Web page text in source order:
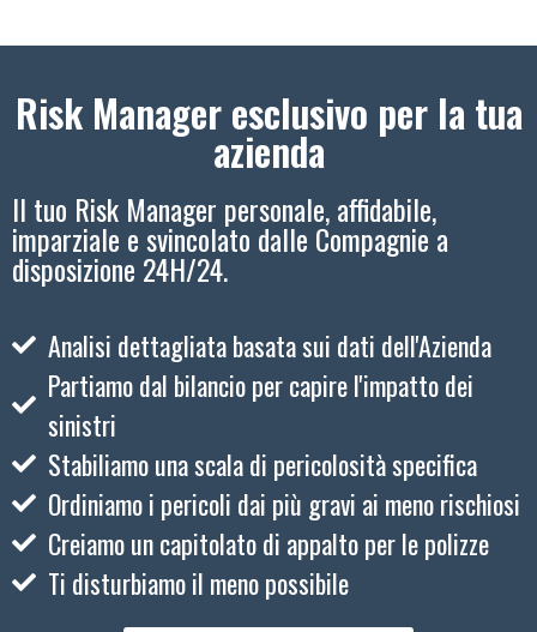
Risk Manager esclusivo per la tua
azienda
Il tuo Risk Manager personale, affidabile,
imparziale e svincolato dalle Compagnie a
disposizione 24H/24.
Analisi dettagliata basata sui dati dell'Azienda
Partiamo dal bilancio per capire l'impatto dei
sinistri
Stabiliamo una scala di pericolosità specifica
Ordiniamo i pericoli dai più gravi ai meno rischiosi
Creiamo un capitolato di appalto per le polizze
Ti disturbiamo il meno possibile